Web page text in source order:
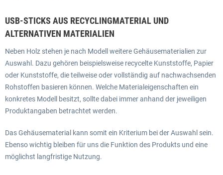
USB-STICKS AUS RECYCLINGMATERIAL UND
ALTERNATIVEN MATERIALIEN
Neben Holz stehen je nach Modell weitere Gehäusematerialien zur
Auswahl. Dazu gehören beispielsweise recycelte Kunststoffe, Papier
oder Kunststoffe, die teilweise oder vollständig auf nachwachsenden
Rohstoffen basieren können. Welche Materialeigenschaften ein
konkretes Modell besitzt, sollte dabei immer anhand der jeweiligen
Produktangaben betrachtet werden.
Das Gehäusematerial kann somit ein Kriterium bei der Auswahl sein.
Ebenso wichtig bleiben für uns die Funktion des Produkts und eine
möglichst langfristige Nutzung.